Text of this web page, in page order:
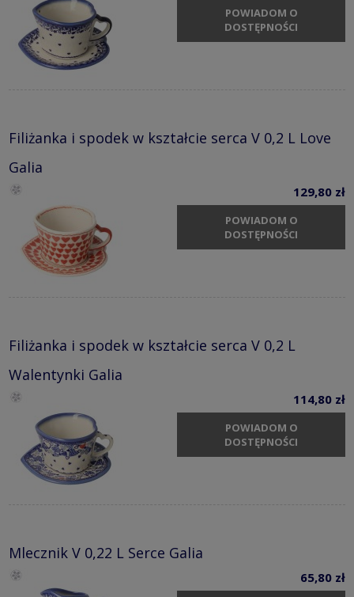
POWIADOM O
DOSTĘPNOŚCI
Filiżanka i spodek w kształcie serca V 0,2 L Love
Galia
129,80 zł
POWIADOM O
DOSTĘPNOŚCI
Filiżanka i spodek w kształcie serca V 0,2 L
Walentynki Galia
114,80 zł
POWIADOM O
DOSTĘPNOŚCI
Mlecznik V 0,22 L Serce Galia
65,80 zł